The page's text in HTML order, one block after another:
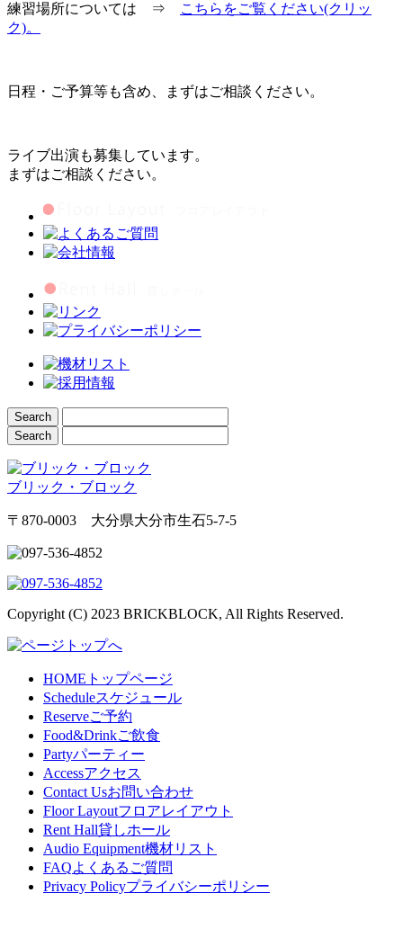
練習場所については ⇒
こちらをご覧ください(クリッ
ク)。
日程・ご予算等も含め、まずはご相談ください。
ライブ出演も募集しています。
まずはご相談ください。
ブリック・ブロック
〒870-0003 大分県大分市生石5-7-5
Copyright (C) 2023 BRICKBLOCK, All Rights Reserved.
HOME トップページ
Scheduleスケジュール
Reserveご予約
Food&Drinkご飲食
Partyパーティー
Accessアクセス
Contact Usお問い合わせ
Floor Layoutフロアレイアウト
Rent Hall貸しホール
Audio Equipment機材リスト
FAQよくあるご質問
Privacy Policyプライバシーポリシー